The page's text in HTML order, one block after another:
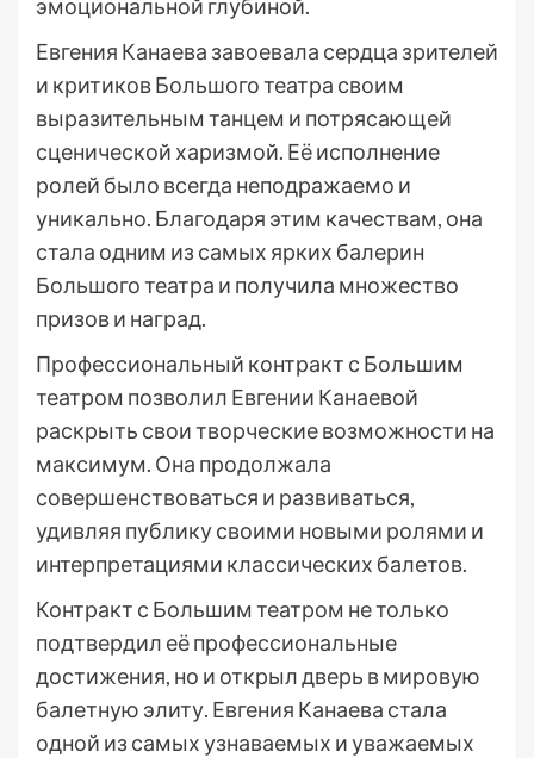
эмоциональной глубиной.
Евгения Канаева завоевала сердца зрителей
и критиков Большого театра своим
выразительным танцем и потрясающей
сценической харизмой. Её исполнение
ролей было всегда неподражаемо и
уникально. Благодаря этим качествам, она
стала одним из самых ярких балерин
Большого театра и получила множество
призов и наград.
Профессиональный контракт с Большим
театром позволил Евгении Канаевой
раскрыть свои творческие возможности на
максимум. Она продолжала
совершенствоваться и развиваться,
удивляя публику своими новыми ролями и
интерпретациями классических балетов.
Контракт с Большим театром не только
подтвердил её профессиональные
достижения, но и открыл дверь в мировую
балетную элиту. Евгения Канаева стала
одной из самых узнаваемых и уважаемых